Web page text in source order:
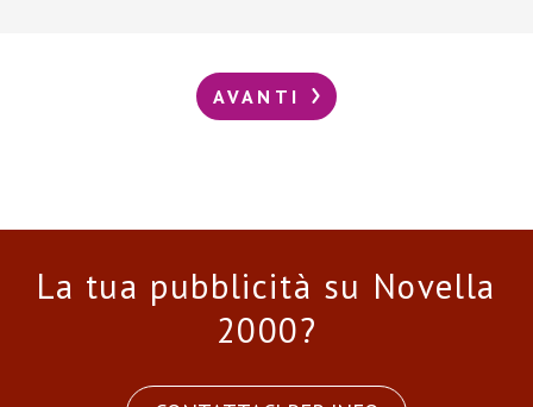
AVANTI
La tua pubblicità su Novella
2000?